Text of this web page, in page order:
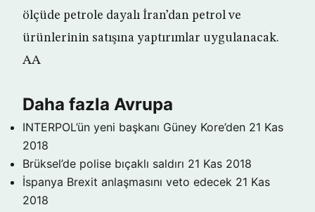
ölçüde petrole dayalı İran’dan petrol ve
ürünlerinin satışına yaptırımlar uygulanacak.
AA
Daha fazla Avrupa
INTERPOL’ün yeni başkanı Güney Kore’den 21 Kas
2018
Brüksel’de polise bıçaklı saldırı 21 Kas 2018
İspanya Brexit anlaşmasını veto edecek 21 Kas
2018